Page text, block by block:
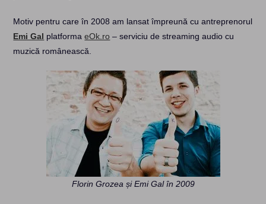
Motiv pentru care în 2008 am lansat împreună cu antreprenorul
Emi Gal platformaeOk.ro – serviciu de streaming audio cu
muzică românească.
Florin Grozea și Emi Gal în 2009